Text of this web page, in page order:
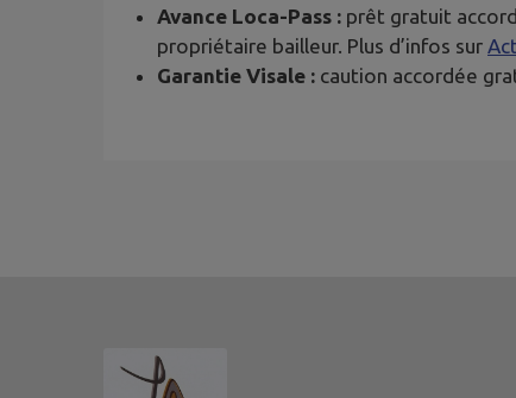
Avance Loca-Pass : prêt gratuit
propriétaire bailleur. Plus d’infos sur
Garantie Visale : caution accordée